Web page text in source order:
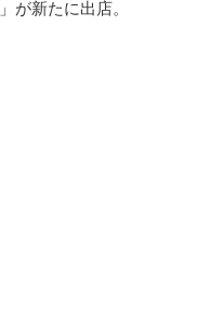
」が新たに出店。